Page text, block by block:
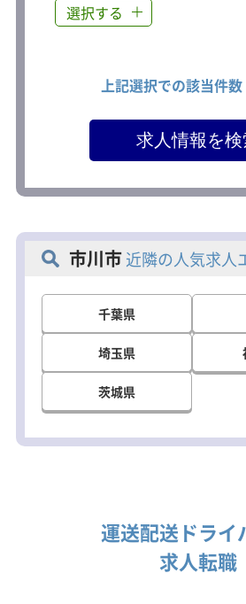
選択する
上記選択での該当件数
市川市 近隣の人気求人
千葉県
埼玉県
茨城県
運送配送ドライ
求人転職